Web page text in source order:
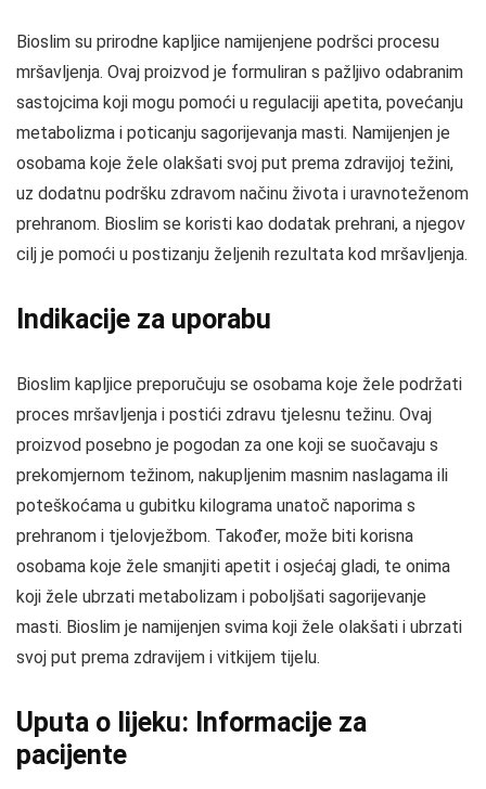
Bioslim su prirodne kapljice namijenjene podršci procesu
mršavljenja. Ovaj proizvod je formuliran s pažljivo odabranim
sastojcima koji mogu pomoći u regulaciji apetita, povećanju
metabolizma i poticanju sagorijevanja masti. Namijenjen je
osobama koje žele olakšati svoj put prema zdravijoj težini,
uz dodatnu podršku zdravom načinu života i uravnoteženom
prehranom. Bioslim se koristi kao dodatak prehrani, a njegov
cilj je pomoći u postizanju željenih rezultata kod mršavljenja.
Indikacije za uporabu
Bioslim kapljice preporučuju se osobama koje žele podržati
proces mršavljenja i postići zdravu tjelesnu težinu. Ovaj
proizvod posebno je pogodan za one koji se suočavaju s
prekomjernom težinom, nakupljenim masnim naslagama ili
poteškoćama u gubitku kilograma unatoč naporima s
prehranom i tjelovježbom. Također, može biti korisna
osobama koje žele smanjiti apetit i osjećaj gladi, te onima
koji žele ubrzati metabolizam i poboljšati sagorijevanje
masti. Bioslim je namijenjen svima koji žele olakšati i ubrzati
svoj put prema zdravijem i vitkijem tijelu.
Uputa o lijeku: Informacije za
pacijente